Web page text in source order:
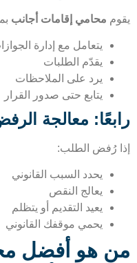
محامي إقامات أجانببما
يتعامل مع إدارة الجوازات
يقدّم الطلبات
يرد على الملاحظات
يتابع حتى صدور القرار
معالجة الرفض
رُفض الطلب:
يحدد السبب القانوني
يعالج النقص
يعيد التقديم أو يتظلم
يحمي موقفك القانوني
هو أفضل